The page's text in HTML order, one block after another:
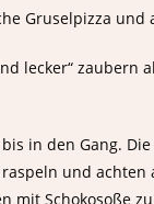
lecker“
in den Gang.
und
mit Schokosoße